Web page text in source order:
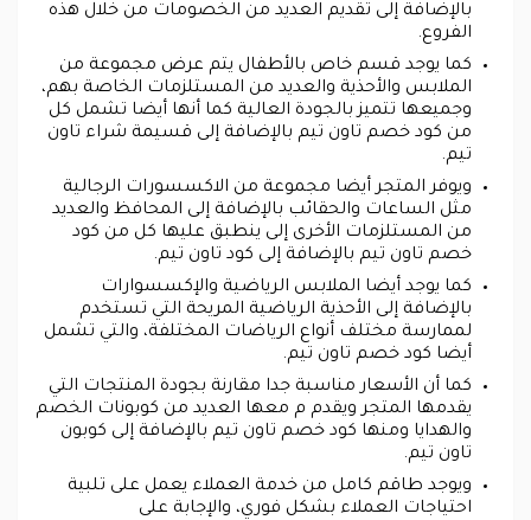
بالإضافة إلى تقديم العديد من الخصومات من خلال هذه
الفروع.
كما يوجد قسم خاص بالأطفال يتم عرض مجموعة من
الملابس والأحذية والعديد من المستلزمات الخاصة بهم،
وجميعها تتميز بالجودة العالية كما أنها أيضا تشمل كل
من كود خصم تاون تيم بالإضافة إلى قسيمة شراء تاون
تيم.
ويوفر المتجر أيضا مجموعة من الاكسسورات الرجالية
مثل الساعات والحقائب بالإضافة إلى المحافظ والعديد
من المستلزمات الأخرى إلى ينطبق عليها كل من كود
خصم تاون تيم بالإضافة إلى كود تاون تيم.
كما يوجد أيضا الملابس الرياضية والإكسسوارات
بالإضافة إلى الأحذية الرياضية المريحة التي تستخدم
لممارسة مختلف أنواع الرياضات المختلفة، والتي تشمل
أيضا كود خصم تاون تيم.
كما أن الأسعار مناسبة جدا مقارنة بجودة المنتجات التي
يقدمها المتجر ويقدم م معها العديد من كوبونات الخصم
والهدايا ومنها كود خصم تاون تيم بالإضافة إلى كوبون
تاون تيم.
ويوجد طاقم كامل من خدمة العملاء يعمل على تلبية
احتياجات العملاء بشكل فوري، والإجابة على